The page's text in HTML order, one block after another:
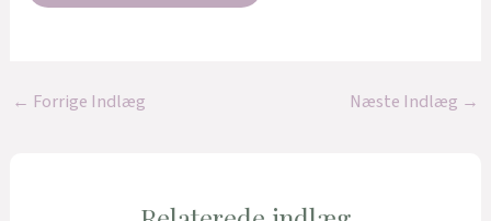
← Forrige Indlæg Næste Indlæg →